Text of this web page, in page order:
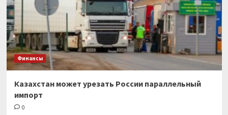
Финансы
Казахстан может урезать России параллельный
импорт
0